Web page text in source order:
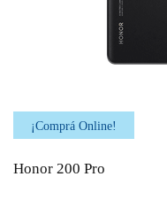
¡Comprá Online!
Honor 200 Pro